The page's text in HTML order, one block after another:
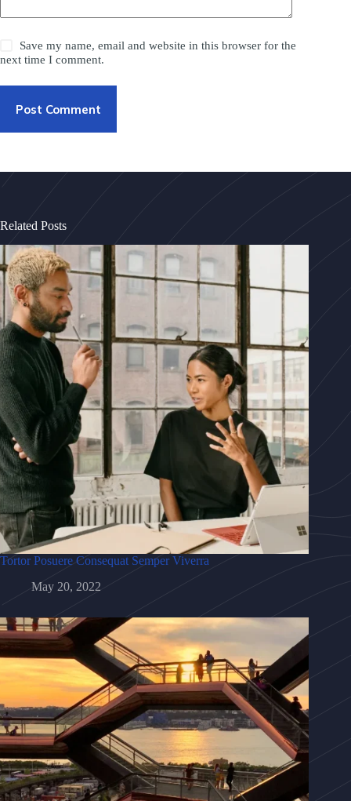
Save my name, email and website in this browser for the
next time I comment.
Post Comment
Related Posts
Tortor Posuere Consequat Semper Viverra
May 20, 2022